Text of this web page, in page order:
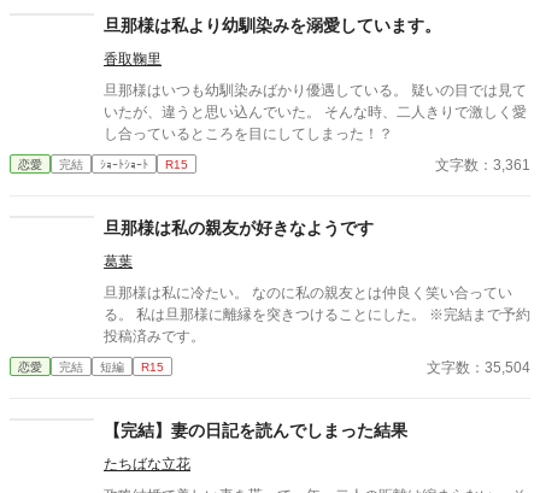
旦那様は私より幼馴染みを溺愛しています。
香取鞠里
旦那様はいつも幼馴染みばかり優遇している。 疑いの目では見て
いたが、違うと思い込んでいた。 そんな時、二人きりで激しく愛
し合っているところを目にしてしまった！？
恋愛 完結 ｼｮｰﾄｼｮｰﾄ R15 文字数：3,361
旦那様は私の親友が好きなようです
葛葉
旦那様は私に冷たい。 なのに私の親友とは仲良く笑い合ってい
る。 私は旦那様に離縁を突きつけることにした。 ※完結まで予約
投稿済みです。
恋愛 完結 短編 R15 文字数：35,504
【完結】妻の日記を読んでしまった結果
たちばな立花